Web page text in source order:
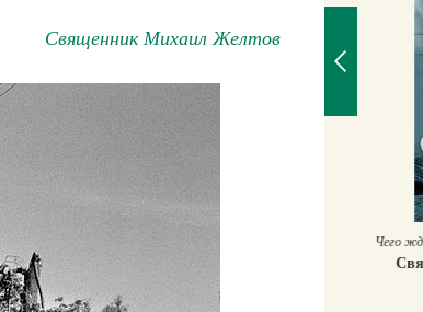
Священник Михаил Желтов
Великомученик Георгий Победоносец. Научись у
святого
Роман Котов Чего